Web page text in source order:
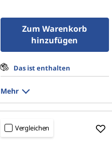
Zum Warenkorb
hinzufügen
Das ist enthalten
Mehr
Vergleichen